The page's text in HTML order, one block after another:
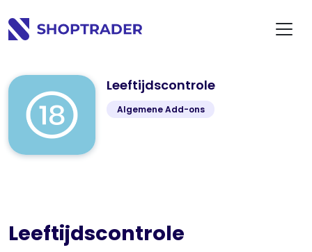
Leeftijdscontrole
Algemene Add-ons
Leeftijdscontrole